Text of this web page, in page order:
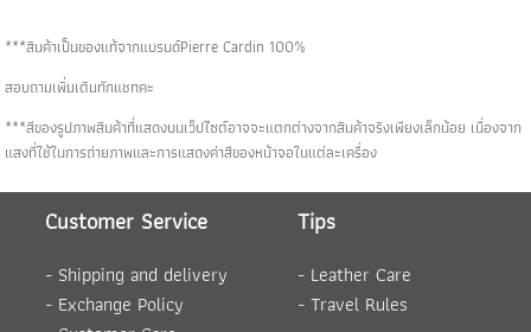
***สินค้าเป็นของแท้จากแบรนด์Pierre Cardin 100%
สอบถามเพิ่มเติมทักแชทคะ
***สีของรูปภาพสินค้าที่แสดงบนเว็ปไซต์อาจจะแตกต่างจากสินค้าจริงเพียงเล็กน้อย เนื่องจาก
แสงที่ใช้ในการถ่ายภาพและการแสดงค่าสีของหน้าจอในแต่ละเครื่อง
Customer Service
- Shipping and delivery
- Exchange Policy
Tips
- Leather Care
- Travel Rules